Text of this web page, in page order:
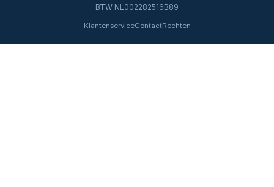
BTW NL002282516B89
KlantenserviceContactRechten